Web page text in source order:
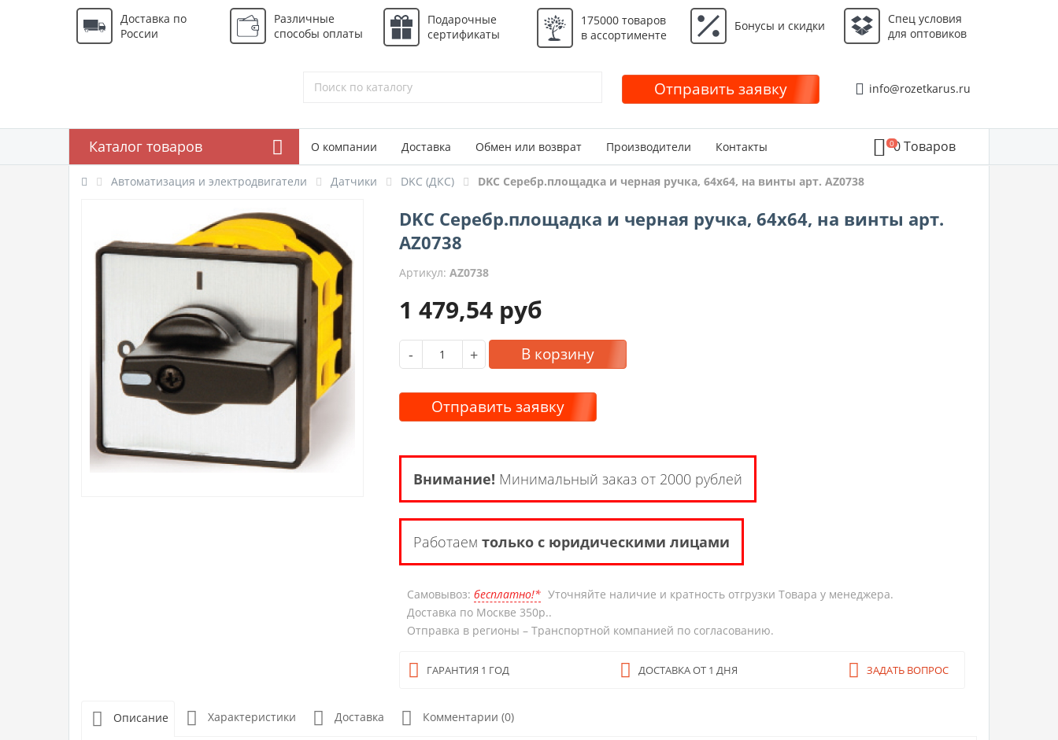
Доставка по
России
Различные
способы оплаты
Подарочные
сертификаты
175000 товаров
в ассортименте
Бонусы и скидки
Спец условия
для оптовиков
Отправить заявку info@rozetkarus.ru
О компании Доставка Обмен или возврат Производители Контакты 0Товаров
0
Каталог товаров
Автоматизация и электродвигатели Датчики DKC (ДКС) DKC Серебр.площадка и черная ручка, 64х64, на винты арт. AZ0738
DKC Серебр.площадка и черная ручка, 64х64, на винты арт.
AZ0738
Артикул:AZ0738
1 479,54 руб
- + В корзину
Отправить заявку
Внимание! Минимальный заказ от 2000 рублей
Работаемтолько с юридическими лицами
Самовывоз:бесплатно!* Уточняйте наличие и кратность отгрузки Товара у менеджера.
Доставка по Москве 350р..
Отправка в регионы – Транспортной компанией по согласованию.
ГАРАНТИЯ 1 ГОД ДОСТАВКА ОТ 1 ДНЯ ЗАДАТЬ ВОПРОС
Описание Характеристики Доставка Комментарии (0)